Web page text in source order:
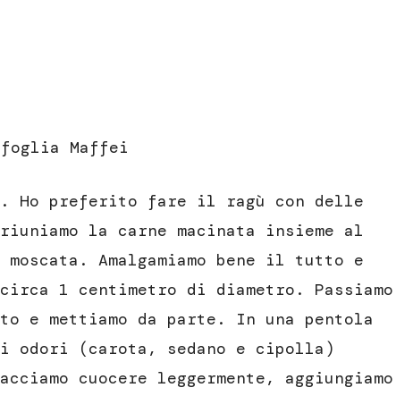
Maffei
Ho preferito fare il ragù con delle
la carne macinata insieme al
Amalgamiamo bene il tutto e
1 centimetro di diametro. Passiamo
e mettiamo da parte. In una pentola
odori (carota, sedano e cipolla)
cuocere leggermente, aggiungiamo